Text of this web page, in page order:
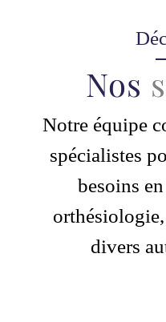
Nos
Notre équipe
spécialistes
besoins
divers